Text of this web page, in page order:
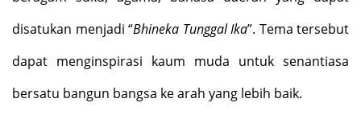
disatukan menjadi “Bhineka Tunggal Ika”. Tema tersebut
dapat menginspirasi kaum muda untuk senantiasa
bersatu bangun bangsa ke arah yang lebih baik.